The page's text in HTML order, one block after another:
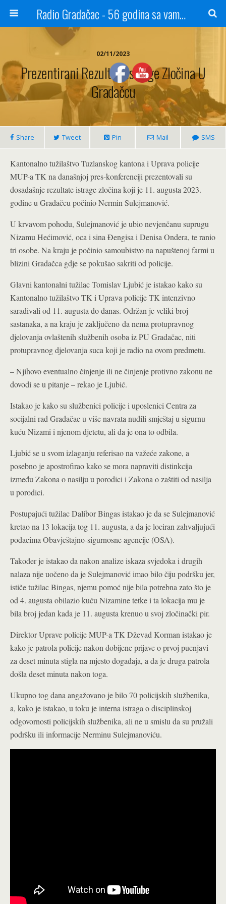
Radio Gradačac - 56 godina sa vama...
02/11/2023
Prezentirani Rezultati Istrage Zločina U
Gradačcu
Share Tweet Pin Mail SMS
Kantonalno tužilaštvo Tuzlanskog kantona i Uprava policije
MUP-a TK na današnjoj pres-konferenciji prezentovali su
dosadašnje rezultate istrage zločina koji je 11. augusta 2023.
godine u Gradačcu počinio Nermin Sulejmanović.
U krvavom pohodu, Sulejmanović je ubio nevjenčanu suprugu
Nizamu Hećimović, oca i sina Đengisa i Denisa Ondera, te ranio
tri osobe. Na kraju je počinio samoubistvo na napuštenoj farmi u
blizini Gradačca gdje se pokušao sakriti od policije.
Glavni kantonalni tužilac Tomislav Ljubić je istakao kako su
Kantonalno tužilaštvo TK i Uprava policije TK intenzivno
sarađivali od 11. augusta do danas. Održan je veliki broj
sastanaka, a na kraju je zaključeno da nema protupravnog
djelovanja ovlaštenih službenih osoba iz PU Gradačac, niti
protupravnog djelovanja suca koji je radio na ovom predmetu.
– Njihovo eventualno činjenje ili ne činjenje protivno zakonu ne
dovodi se u pitanje – rekao je Ljubić.
Istakao je kako su službenici policije i uposlenici Centra za
socijalni rad Gradačac u više navrata nudili smještaj u sigurnu
kuću Nizami i njenom djetetu, ali da je ona to odbila.
Ljubić se u svom izlaganju referisao na važeće zakone, a
posebno je apostrofirao kako se mora napraviti distinkcija
između Zakona o nasilju u porodici i Zakona o zaštiti od nasilja
u porodici.
Postupajući tužilac Dalibor Bingas istakao je da se Sulejmanović
kretao na 13 lokacija tog 11. augusta, a da je lociran zahvaljujući
podacima Obavještajno-sigurnosne agencije (OSA).
Također je istakao da nakon analize iskaza svjedoka i drugih
nalaza nije uočeno da je Sulejmanović imao bilo čiju podršku jer,
ističe tužilac Bingas, njemu pomoć nije bila potrebna zato što je
od 4. augusta obilazio kuću Nizamine tetke i ta lokacija mu je
bila broj jedan kada je 11. augusta krenuo u svoj zločinački pir.
Direktor Uprave policije MUP-a TK Dževad Korman istakao je
kako je patrola policije nakon dobijene prijave o prvoj pucnjavi
za deset minuta stigla na mjesto događaja, a da je druga patrola
došla deset minuta nakon toga.
Ukupno tog dana angažovano je bilo 70 policijskih službenika,
a, kako je istakao, u toku je interna istraga o disciplinskoj
odgovornosti policijskih službenika, ali ne u smislu da su pružali
podršku ili informacije Nerminu Sulejmanoviću.